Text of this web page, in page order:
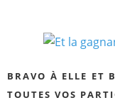
BRAVO À ELLE ET
TOUTES VOS